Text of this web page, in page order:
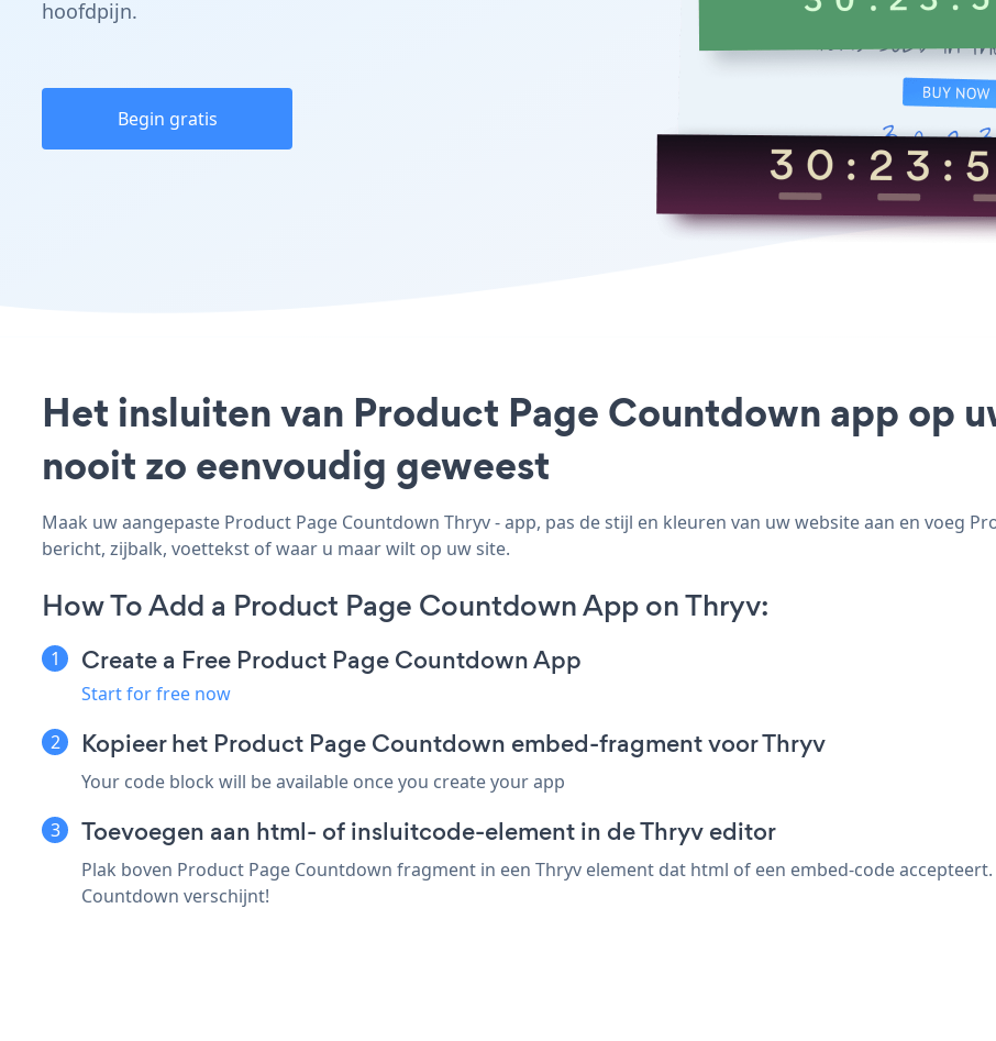
hoofdpijn.
Begin gratis
Het insluiten van Product Page Countdown app op
nooit zo eenvoudig geweest
Maak uw aangepaste Product Page Countdown Thryv - app, pas de stijl en kleuren van uw website aan en voeg
bericht, zijbalk, voettekst of waar u maar wilt op uw site.
How To Add a Product Page Countdown App on Thryv:
Create a Free Product Page Countdown App
Start for free now
Kopieer het Product Page Countdown embed-fragment voor Thryv
Your code block will be available once you create your app
Toevoegen aan html- of insluitcode-element in de Thryv editor
Plak boven Product Page Countdown fragment in een Thryv element dat html of een embed-code
Countdown verschijnt!